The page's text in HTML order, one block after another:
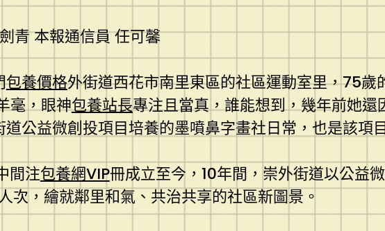
青 本報通信員 任可馨
包養價格外街道西花市南里東區的社區運動室里，75
毫，眼神包養站長專注且當真，誰能想到，幾年前她
公益微創投項目培養的墨噴鼻字畫社日常，也是該項
間注包養網VIP冊成立至今，10年間，崇外街道以公益
，繪就鄰里和氣、共治共享的社區新圖景。